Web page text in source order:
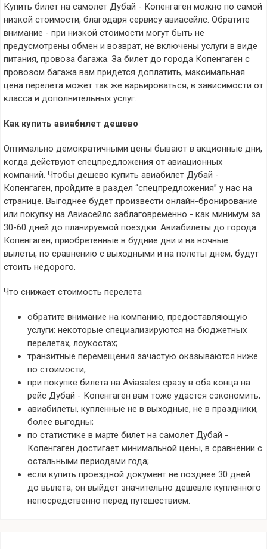
Купить билет на самолет Дубай - Копенгаген можно по самой
низкой стоимости, благодаря сервису авиасейлс. Обратите
внимание - при низкой стоимости могут быть не
предусмотрены обмен и возврат, не включены услуги в виде
питания, провоза багажа. За билет до города Копенгаген с
провозом багажа вам придется доплатить, максимальная
цена перелета может так же варьироваться, в зависимости от
класса и дополнительных услуг.
Как купить авиабилет дешево
Оптимально демократичными цены бывают в акционные дни,
когда действуют спецпредложения от авиационных
компаний. Чтобы дешево купить авиабилет Дубай -
Копенгаген, пройдите в раздел “спецпредложения” у нас на
странице. Выгоднее будет произвести онлайн-бронирование
или покупку на Авиасейлс заблаговременно - как минимум за
30-60 дней до планируемой поездки. Авиабилеты до города
Копенгаген, приобретенные в будние дни и на ночные
вылеты, по сравнению с выходными и на полеты днем, будут
стоить недорого.
Что снижает стоимость перелета
обратите внимание на компанию, предоставляющую
услуги: некоторые специализируются на бюджетных
перелетах, лоукостах;
транзитные перемещения зачастую оказываются ниже
по стоимости;
при покупке билета на Aviasales сразу в оба конца на
рейс Дубай - Копенгаген вам тоже удастся сэкономить;
авиабилеты, купленные не в выходные, не в праздники,
более выгодны;
по статистике в марте билет на самолет Дубай -
Копенгаген достигает минимальной цены, в сравнении с
остальными периодами года;
если купить проездной документ не позднее 30 дней
до вылета, он выйдет значительно дешевле купленного
непосредственно перед путешествием.